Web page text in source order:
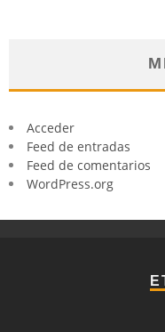
Acceder
Feed de entradas
Feed de comentarios
WordPress.org